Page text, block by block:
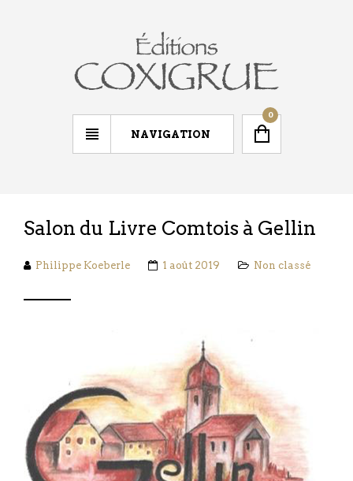
NAVIGATION
0
Salon du Livre Comtois à Gellin
Philippe Koeberle 1 août 2019 Non classé